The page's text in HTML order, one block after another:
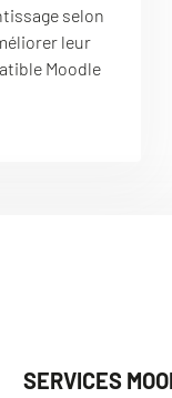
selon
leur
Moodle
SERVICES